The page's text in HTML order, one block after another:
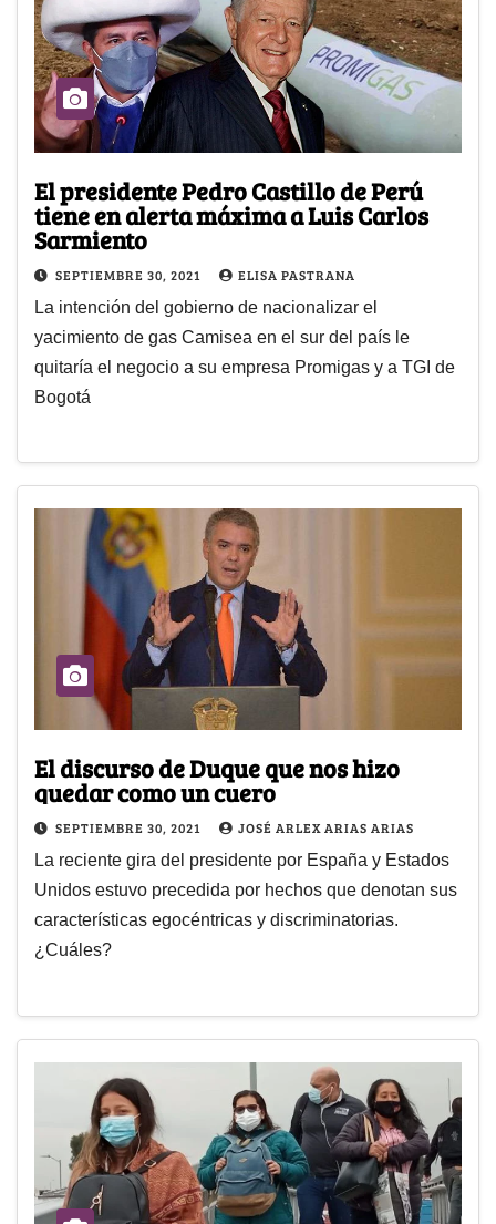
El presidente Pedro Castillo de Perú
tiene en alerta máxima a Luis Carlos
Sarmiento
SEPTIEMBRE 30, 2021 ELISA PASTRANA
La intención del gobierno de nacionalizar el
yacimiento de gas Camisea en el sur del país le
quitaría el negocio a su empresa Promigas y a TGI de
Bogotá
El discurso de Duque que nos hizo
quedar como un cuero
SEPTIEMBRE 30, 2021 JOSÉ ARLEX ARIAS ARIAS
La reciente gira del presidente por España y Estados
Unidos estuvo precedida por hechos que denotan sus
características egocéntricas y discriminatorias.
¿Cuáles?